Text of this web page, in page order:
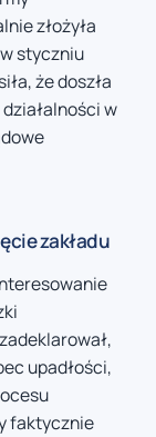
złożyła
styczniu
że doszła
w
zakładu
upadłości,
faktycznie